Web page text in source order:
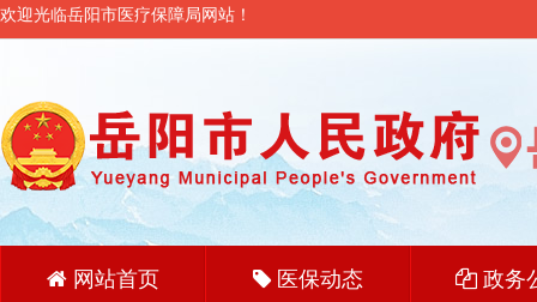
欢迎光临岳阳市医疗保障局网站！
网站首页 医保动态 政务